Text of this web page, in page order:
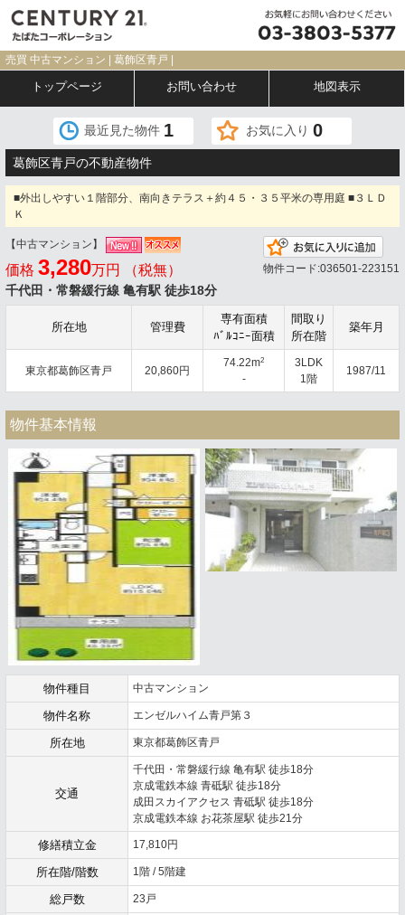
売買 中古マンション | 葛飾区青戸 |
トップページ お問い合わせ 地図表示
最近見た物件 1 お気に入り 0
葛飾区青戸の不動産物件
■外出しやすい１階部分、南向きテラス＋約４５・３５平米の専用庭 ■３ＬＤ
Ｋ
【中古マンション】
価格 3,280万円 （税無）
千代田・常磐緩行線 亀有駅 徒歩18分
物件コード:036501-223151
所在地 管理費
専有面積
ﾊﾞﾙｺﾆｰ面積
間取り
所在階
築年月
東京都葛飾区青戸 20,860円
74.22m2
-
3LDK
1階
1987/11
物件基本情報
物件種目 中古マンション
物件名称 エンゼルハイム青戸第３
所在地 東京都葛飾区青戸
交通
千代田・常磐緩行線 亀有駅 徒歩18分
京成電鉄本線 青砥駅 徒歩18分
成田スカイアクセス 青砥駅 徒歩18分
京成電鉄本線 お花茶屋駅 徒歩21分
修繕積立金 17,810円
所在階/階数 1階 / 5階建
総戸数 23戸